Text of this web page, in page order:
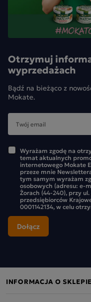
Otrzymuj
wyprzedażach
Bądź na bieżąco z
Mokate.
Wyrażam zgodę na
temat aktualnych
internetowego Mokate
przeze mnie
tym samym wyrażam
osobowych (adresu: e-
Żorach (44-240), przy
przedsiębiorców
0001142134, w celu
INFORMACJA O SKLEPIE